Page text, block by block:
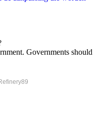
Governments should